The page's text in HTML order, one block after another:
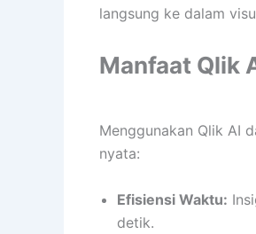
langsung ke dalam
Manfaat Qlik
Menggunakan Qlik AI
nyata:
Efisiensi Waktu:
detik.